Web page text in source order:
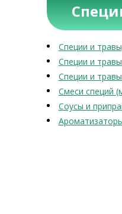
Специи и травы
Специи и
Специи и
Смеси специй
Соусы и